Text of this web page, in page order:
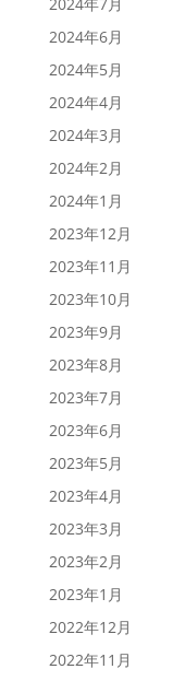
2024年6月
2024年5月
2024年4月
2024年3月
2024年2月
2024年1月
2023年12月
2023年11月
2023年10月
2023年9月
2023年8月
2023年7月
2023年6月
2023年5月
2023年4月
2023年3月
2023年2月
2023年1月
2022年12月
2022年11月